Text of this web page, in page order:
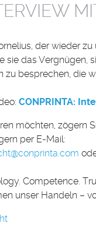
der wieder
sie das Vergnügen,
zu besprechen, die
CONPRINTA:
möchten, zögern
per E-Mail:
@conprinta.com
Competence.
unser Handeln –